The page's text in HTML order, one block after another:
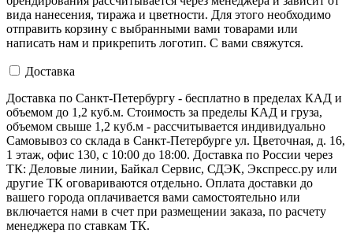
вида нанесения, тиража и цветности. Для этого необходимо
отправить корзину с выбранными вами товарами или
написать нам и прикрепить логотип. С вами свяжутся.
Доставка
Доставка по Санкт-Петербургу - бесплатно в пределах КАД и
объемом до 1,2 куб.м. Стоимость за пределы КАД и груза,
объемом свыше 1,2 куб.м - рассчитывается индивидуально
Самовывоз со склада в Санкт-Петербурге ул. Цветочная, д. 16,
1 этаж, офис 130, с 10:00 до 18:00. Доставка по России через
ТК: Деловые линии, Байкал Сервис, СДЭК, Экспресс.ру или
другие ТК оговариваются отдельно. Оплата доставки до
вашего города оплачивается вами самостоятельно или
включается нами в счет при размещении заказа, по расчету
менеджера по ставкам ТК.